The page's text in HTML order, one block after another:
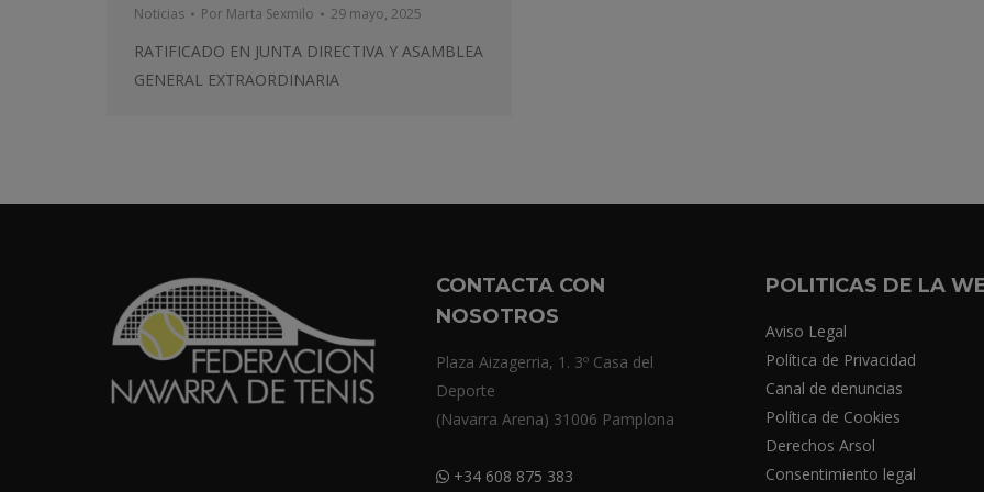
Noticias Por Marta Sexmilo 29 mayo, 2025
RATIFICADO EN JUNTA DIRECTIVA Y ASAMBLEA
GENERAL EXTRAORDINARIA
CONTACTA CON
NOSOTROS
Plaza Aizagerria, 1. 3º Casa del
Deporte
(Navarra Arena) 31006 Pamplona
+34 608 875 383
POLITICAS DE LA
Aviso Legal
Política de Privacidad
Canal de denuncias
Política de Cookies
Derechos Arsol
Consentimiento legal